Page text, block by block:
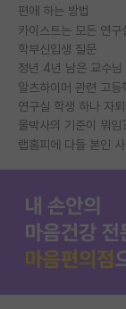
편애 하는 방법
카이스트는 모든 연
학부신입생 질문
정년 4년 남은 교수님
알츠하이머 관련 고
연구실 학생 하나 자퇴
물박사의 기준이 뭐임
랩홈피에 다들 본인